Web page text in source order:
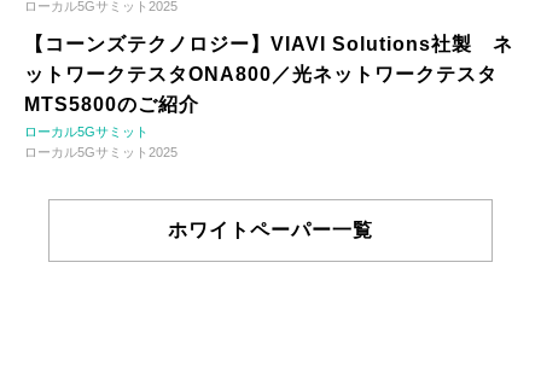
ローカル5Gサミット2025
【コーンズテクノロジー】VIAVI Solutions社製 ネ
ットワークテスタONA800／光ネットワークテスタ
MTS5800のご紹介
ローカル5Gサミット
ローカル5Gサミット2025
ホワイトペーパー一覧